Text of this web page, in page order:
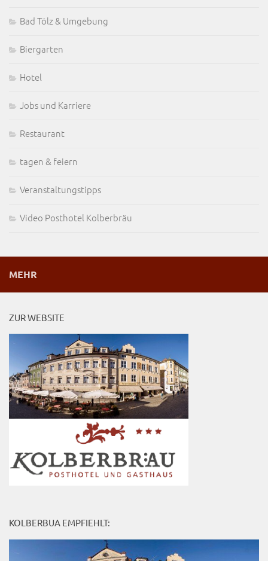
Bad Tölz & Umgebung
Biergarten
Hotel
Jobs und Karriere
Restaurant
tagen & feiern
Veranstaltungstipps
Video Posthotel Kolberbräu
MEHR
ZUR WEBSITE
KOLBERBUA EMPFIEHLT: